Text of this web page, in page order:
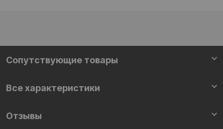
Сопутствующие товары
Все характеристики
Отзывы